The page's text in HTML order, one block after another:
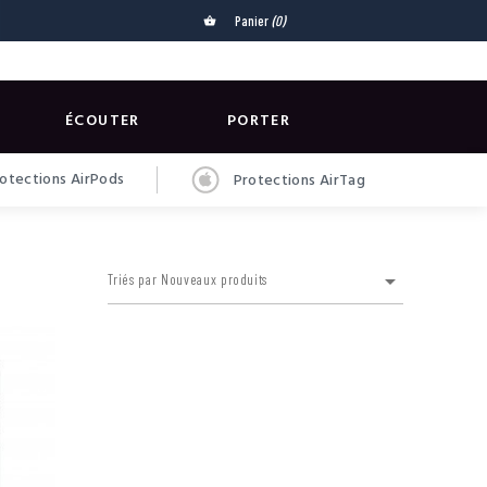
shopping_basket Panier (0)
ÉCOUTER PORTER
AirPods Protections AirTag
Triés par Nouveaux produits 